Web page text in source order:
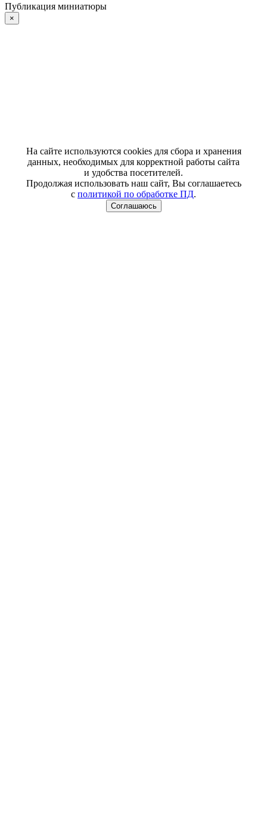
Публикация миниатюры
×
На сайте используются cookies для сбора и хранения
данных, необходимых для корректной работы сайта
и удобства посетителей.
Продолжая использовать наш сайт, Вы соглашаетесь
с политикой по обработке ПД.
Соглашаюсь